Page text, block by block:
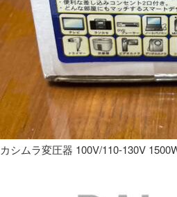
カシムラ変圧器 100V/110-130V